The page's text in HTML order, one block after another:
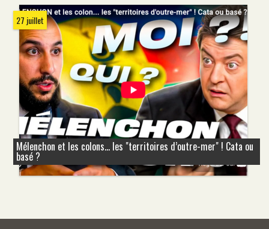
27 juillet
Mélenchon et les colons... les "territoires d’outre-mer" ! Cata ou
basé ?